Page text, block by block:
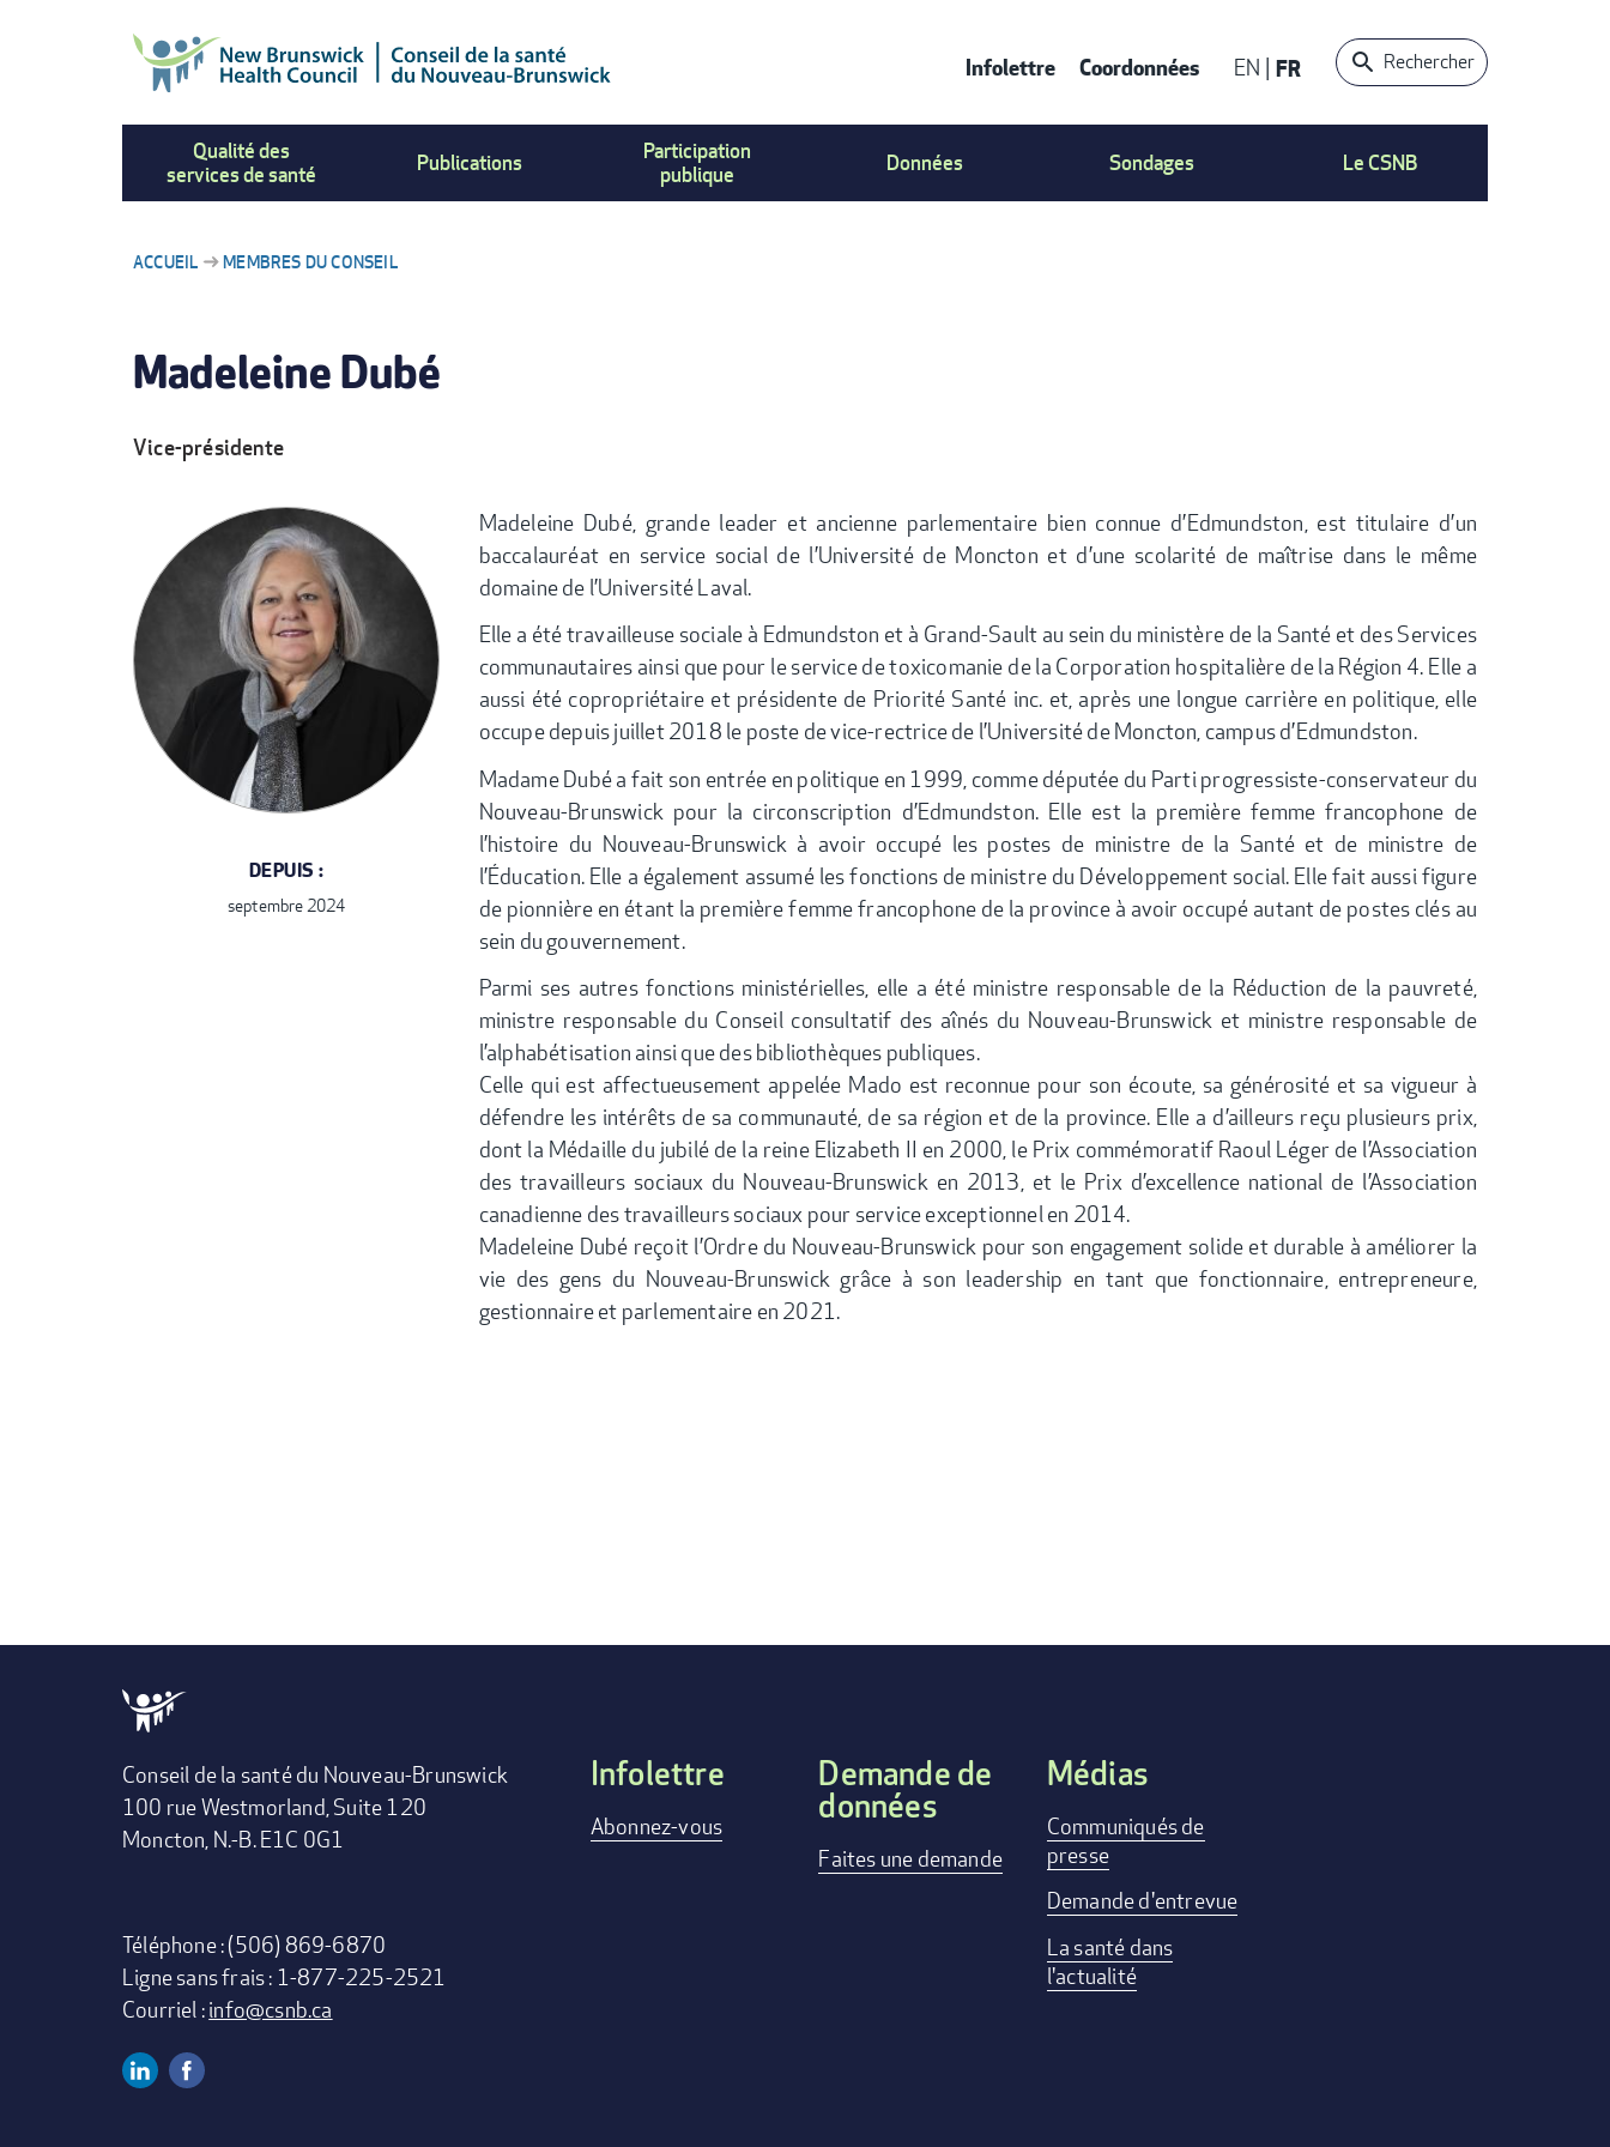
CONTACT
Infolettre Coordonnées EN FR Rechercher
Qualité des
services de santé
Publications
Participation
publique
Données Sondages Le CSNB
D'ARIANE
ACCUEIL MEMBRES DU CONSEIL
Madeleine Dubé
Vice-présidente
DEPUIS :
septembre 2024
Madeleine Dubé, grande leader et ancienne parlementaire bien connue d’Edmundston, est titulaire d’un
baccalauréat en service social de l’Université de Moncton et d’une scolarité de maîtrise dans le même
domaine de l’Université Laval.
Elle a été travailleuse sociale à Edmundston et à Grand-Sault au sein du ministère de la Santé et des Services
communautaires ainsi que pour le service de toxicomanie de la Corporation hospitalière de la Région 4. Elle a
aussi été copropriétaire et présidente de Priorité Santé inc. et, après une longue carrière en politique, elle
occupe depuis juillet 2018 le poste de vice-rectrice de l’Université de Moncton, campus d’Edmundston.
Madame Dubé a fait son entrée en politique en 1999, comme députée du Parti progressiste-conservateur du
Nouveau-Brunswick pour la circonscription d’Edmundston. Elle est la première femme francophone de
l’histoire du Nouveau-Brunswick à avoir occupé les postes de ministre de la Santé et de ministre de
l’Éducation. Elle a également assumé les fonctions de ministre du Développement social. Elle fait aussi figure
de pionnière en étant la première femme francophone de la province à avoir occupé autant de postes clés au
sein du gouvernement.
Parmi ses autres fonctions ministérielles, elle a été ministre responsable de la Réduction de la pauvreté,
ministre responsable du Conseil consultatif des aînés du Nouveau-Brunswick et ministre responsable de
l’alphabétisation ainsi que des bibliothèques publiques.
Celle qui est affectueusement appelée Mado est reconnue pour son écoute, sa générosité et sa vigueur à
défendre les intérêts de sa communauté, de sa région et de la province. Elle a d’ailleurs reçu plusieurs prix,
dont la Médaille du jubilé de la reine Elizabeth II en 2000, le Prix commémoratif Raoul Léger de l’Association
des travailleurs sociaux du Nouveau-Brunswick en 2013, et le Prix d’excellence national de l’Association
canadienne des travailleurs sociaux pour service exceptionnel en 2014.
Madeleine Dubé reçoit l’Ordre du Nouveau-Brunswick pour son engagement solide et durable à améliorer la
vie des gens du Nouveau-Brunswick grâce à son leadership en tant que fonctionnaire, entrepreneure,
gestionnaire et parlementaire en 2021.
Conseil de la santé du Nouveau-Brunswick
100 rue Westmorland, Suite 120
Moncton, N.-B. E1C 0G1
Téléphone : (506) 869-6870
Ligne sans frais : 1-877-225-2521
Courriel :info@csnb.ca
FOOTER
Infolettre
Abonnez-vous
Demande de
données
Faites une demande
Médias
Communiqués de
presse
Demande d'entrevue
La santé dans
l'actualité
Linkedin